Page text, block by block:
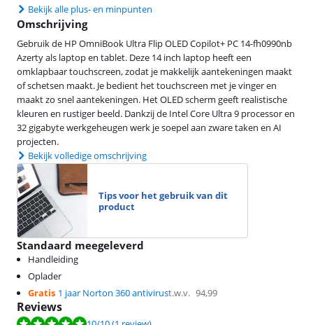
Bekijk alle plus- en minpunten
Omschrijving
Gebruik de HP OmniBook Ultra Flip OLED Copilot+ PC 14-fh0990nb
Azerty als laptop en tablet. Deze 14 inch laptop heeft een
omklapbaar touchscreen, zodat je makkelijk aantekeningen maakt
of schetsen maakt. Je bedient het touchscreen met je vinger en
maakt zo snel aantekeningen. Het OLED scherm geeft realistische
kleuren en rustiger beeld. Dankzij de Intel Core Ultra 9 processor en
32 gigabyte werkgeheugen werk je soepel aan zware taken en AI
projecten.
Bekijk volledige omschrijving
Tips voor het gebruik van dit
product
Standaard meegeleverd
Handleiding
Oplader
Gratis 1 jaar Norton 360 antivirust.w.v. 94,99
Reviews